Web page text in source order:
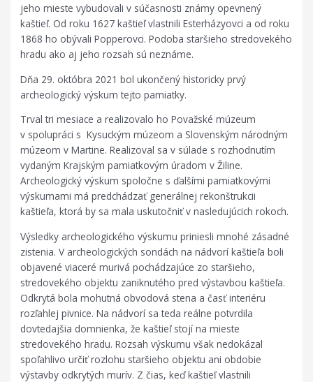
jeho mieste vybudovali v súčasnosti známy opevnený
kaštieľ. Od roku 1627 kaštieľ vlastnili Esterházyovci a od roku
1868 ho obývali Popperovci. Podoba staršieho stredovekého
hradu ako aj jeho rozsah sú neznáme.
Dňa 29. októbra 2021 bol ukončený historicky prvý
archeologický výskum tejto pamiatky.
Trval tri mesiace a realizovalo ho Považské múzeum
v spolupráci s Kysuckým múzeom a Slovenským národným
múzeom v Martine. Realizoval sa v súlade s rozhodnutím
vydaným Krajským pamiatkovým úradom v Žiline.
Archeologický výskum spoločne s ďalšími pamiatkovými
výskumami má predchádzať generálnej rekonštrukcii
kaštieľa, ktorá by sa mala uskutočniť v nasledujúcich rokoch.
Výsledky archeologického výskumu priniesli mnohé zásadné
zistenia. V archeologických sondách na nádvorí kaštieľa boli
objavené viaceré murivá pochádzajúce zo staršieho,
stredovekého objektu zaniknutého pred výstavbou kaštieľa.
Odkrytá bola mohutná obvodová stena a časť interiéru
rozľahlej pivnice. Na nádvorí sa teda reálne potvrdila
dovtedajšia domnienka, že kaštieľ stojí na mieste
stredovekého hradu. Rozsah výskumu však nedokázal
spoľahlivo určiť rozlohu staršieho objektu ani obdobie
výstavby odkrytých murív. Z čias, keď kaštieľ vlastnili